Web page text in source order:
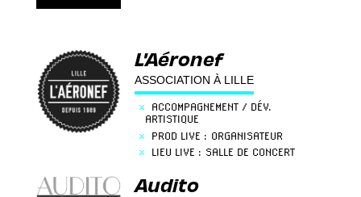
L'Aéronef
ASSOCIATION À LILLE
× ACCOMPAGNEMENT / DÉV.
ARTISTIQUE
× PROD LIVE : ORGANISATEUR
× LIEU LIVE : SALLE DE CONCERT
Audito